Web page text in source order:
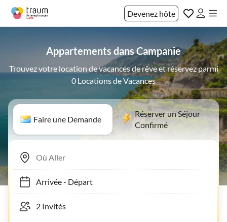
Devenez hôte
Appartements dans Campanie
Trouvez votre location de vacances de rêve et réservez parmi
0 Locations de Vacances
Faire une Demande
Réserver un Séjour
Confirmé
Arrivée- Départ